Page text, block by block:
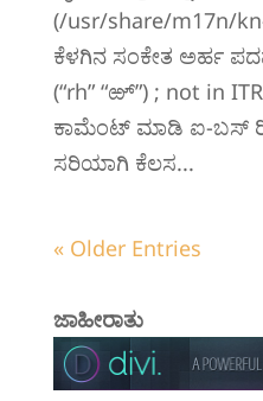
(/usr/share/m17n/
ಕೆಳಗಿನ ಸಂಕೇತ ಅರ್ಹ
(“rh” “ಱ್”) ; not in
ಕಾಮೆಂಟ್ ಮಾಡಿ ಐ-ಬಸ್
ಸರಿಯಾಗಿ ಕೆಲಸ...
« Older Entries
ಜಾಹೀರಾತು